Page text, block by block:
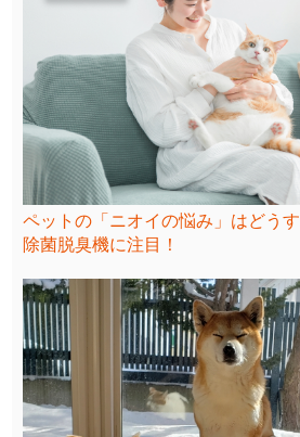
ペットの「ニオイの悩み」はどう
除菌脱臭機に注目！